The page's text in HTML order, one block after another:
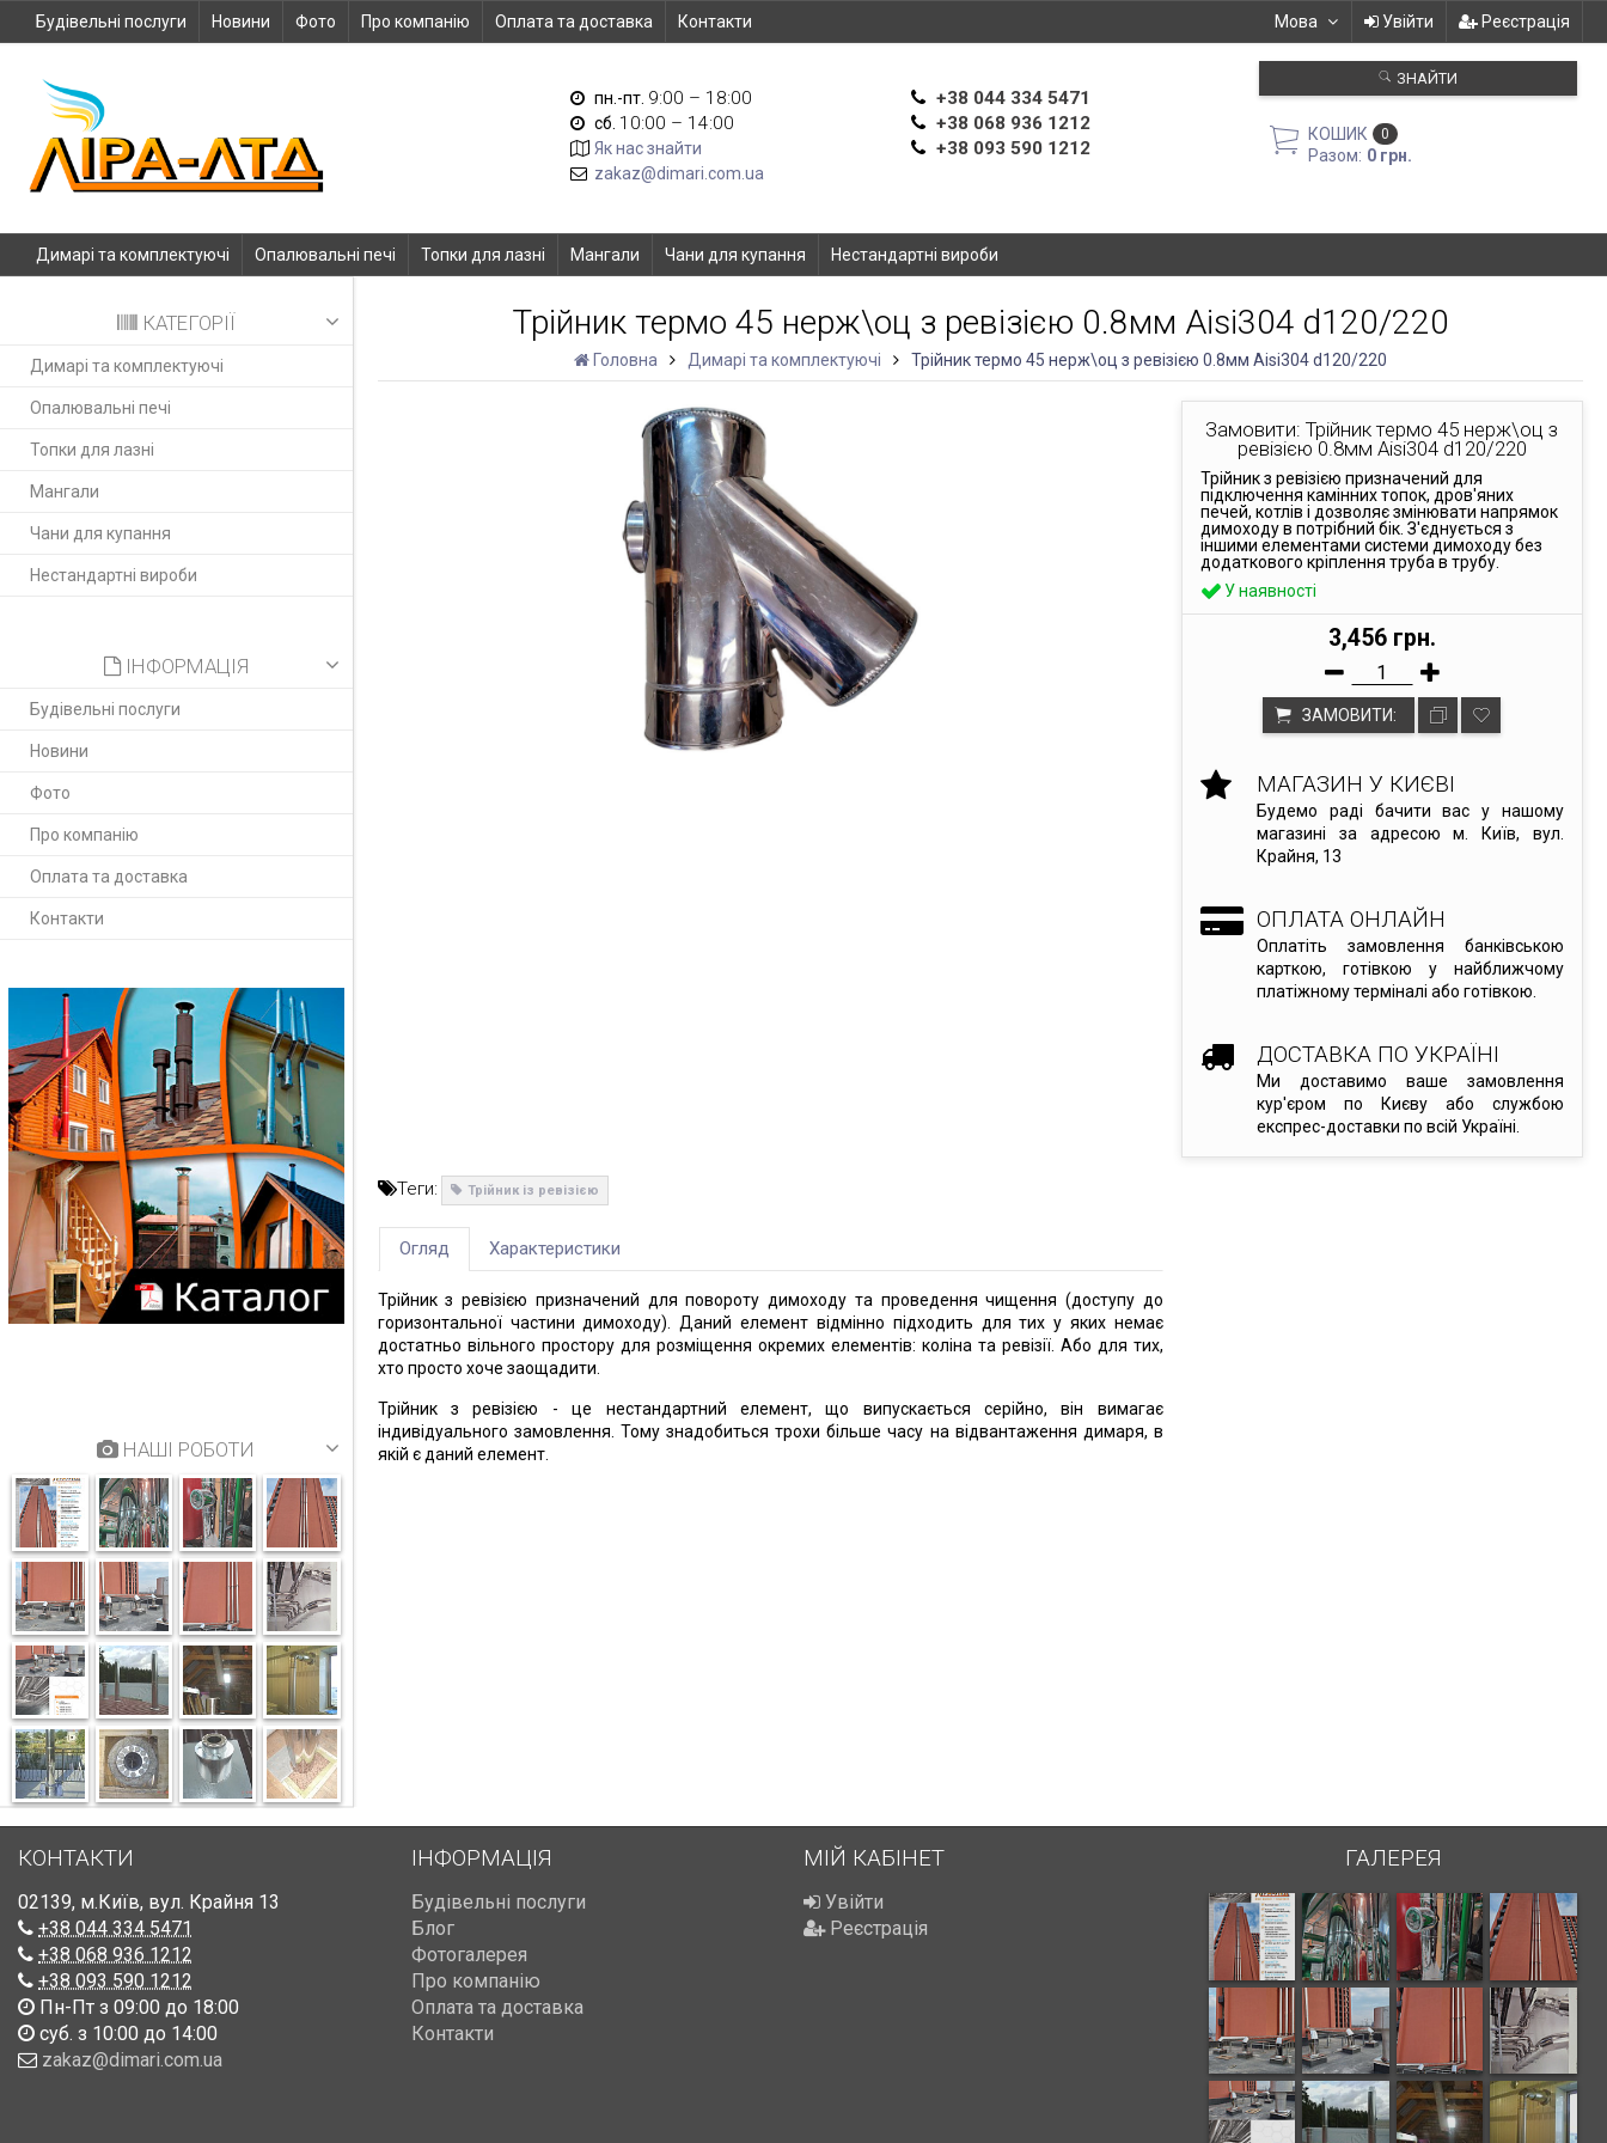
Будівельні послуги Новини Фото Про компанію Оплата та доставка Контакти Мова Увійти Реєстрація
пн.-пт. 9:00 – 18:00
сб. 10:00 – 14:00
Як нас знайти
zakaz@dimari.com.ua
+38 044 334 5471
+38 068 936 1212
+38 093 590 1212
ЗНАЙТИ
КОШИК 0
Разом: 0 грн.
Димарі та комплектуючі Опалювальні печі Топки для лазні Мангали Чани для купання Нестандартні вироби
КАТЕГОРІЇ
Димарі та комплектуючі
Опалювальні печі
Топки для лазні
Мангали
Чани для купання
Нестандартні вироби
ІНФОРМАЦІЯ
Будівельні послуги
Новини
Фото
Про компанію
Оплата та доставка
Контакти
НАШІ РОБОТИ
Трійник термо 45 нерж\оц з ревізією 0.8мм Aisi304 d120/220
Головна Димарі та комплектуючі Трійник термо 45 нерж\оц з ревізією 0.8мм Aisi304 d120/220
Замовити: Трійник термо 45 нерж\оц з
ревізією 0.8мм Aisi304 d120/220
Трійник з ревізією призначений для
підключення камінних топок, дров'яних
печей, котлів і дозволяє змінювати напрямок
димоходу в потрібний бік. З'єднується з
іншими елементами системи димоходу без
додаткового кріплення труба в трубу.
У наявності
3,456 грн.
ЗАМОВИТИ:
МАГАЗИН У КИЄВІ
Будемо раді бачити вас у нашому
магазині за адресою м. Київ, вул.
Крайня, 13
ОПЛАТА ОНЛАЙН
Оплатіть замовлення банківською
карткою, готівкою у найближчому
платіжному терміналі або готівкою.
ДОСТАВКА ПО УКРАЇНІ
Ми доставимо ваше замовлення
кур'єром по Києву або службою
експрес-доставки по всій Україні.
Теги: Трійник із ревізією
Огляд Характеристики
Трійник з ревізією призначений для повороту димоходу та проведення чищення (доступу до
горизонтальної частини димоходу). Даний елемент відмінно підходить для тих у яких немає
достатньо вільного простору для розміщення окремих елементів: коліна та ревізії. Або для тих,
хто просто хоче заощадити.
Трійник з ревізією - це нестандартний елемент, що випускається серійно, він вимагає
індивідуального замовлення. Тому знадобиться трохи більше часу на відвантаження димаря, в
якій є даний елемент.
КОНТАКТИ
02139, м.Київ, вул. Крайня 13
+38 044 334 5471
+38 068 936 1212
+38 093 590 1212
Пн-Пт з 09:00 до 18:00
суб. з 10:00 до 14:00
zakaz@dimari.com.ua
ІНФОРМАЦІЯ
Будівельні послуги
Блог
Фотогалерея
Про компанію
Оплата та доставка
Контакти
МІЙ КАБІНЕТ
Увійти
Реєстрація
ГАЛЕРЕЯ